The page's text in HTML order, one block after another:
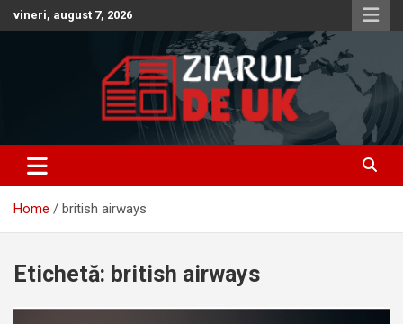
Skip
to
vineri, august 7, 2026
Anunturi UK – Stiri UK – Ziarul
de UK – Ziar Romanesc UK –
Informatii Utile
Anunturi – Stiri – Informatii Utile
Home british airways
Etichetă: british airways